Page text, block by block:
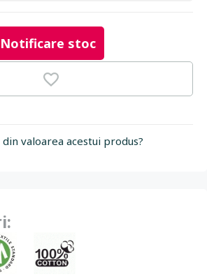
Notificare stoc
valoarea acestui produs?